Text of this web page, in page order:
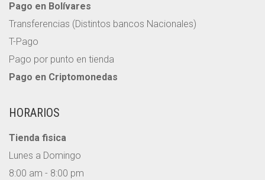
Pago en Bolívares
Transferencias (Distintos bancos Nacionales)
T-Pago
Pago por punto en tienda
Pago en Criptomonedas
HORARIOS
Tienda fisica
Lunes a Domingo
8:00 am - 8:00 pm